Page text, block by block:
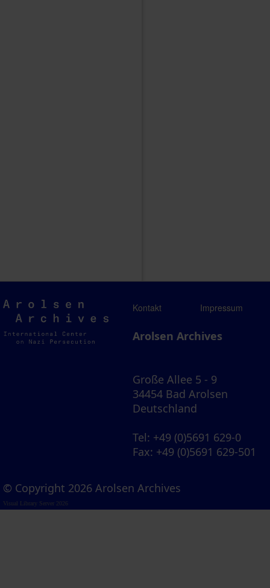
Arolsen
Archives
Kontakt Impressum
Arolsen Archives
Große Allee 5 - 9
34454 Bad Arolsen
Deutschland
Tel: +49 (0)5691 629-0
Fax: +49 (0)5691 629-501
© Copyright 2026 Arolsen Archives
Visual Library Server 2026